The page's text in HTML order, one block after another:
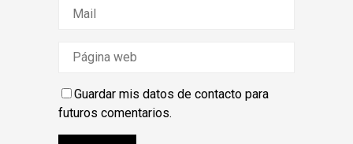
Guardar mis datos de contacto para
futuros comentarios.